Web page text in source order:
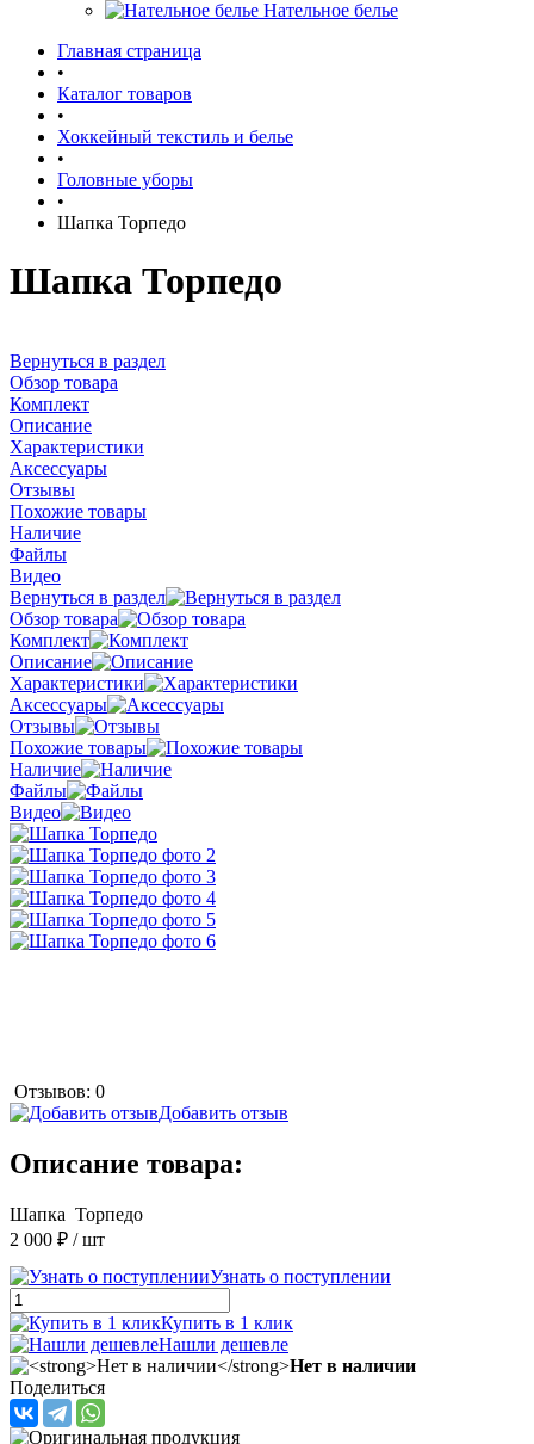
Нательное белье
Главная страница
•
Каталог товаров
•
Хоккейный текстиль и белье
•
Головные уборы
•
Шапка Торпедо
Шапка Торпедо
Вернуться в раздел
Обзор товара
Комплект
Описание
Характеристики
Аксессуары
Отзывы
Похожие товары
Наличие
Файлы
Видео
Вернуться в раздел
Обзор товара
Комплект
Описание
Характеристики
Аксессуары
Отзывы
Похожие товары
Наличие
Файлы
Видео
Отзывов: 0
Добавить отзыв
Описание товара:
Шапка Торпедо
2 000 ₽ / шт
Узнать о поступлении
Купить в 1 клик
Нашли дешевле
Нет в наличии
Поделиться